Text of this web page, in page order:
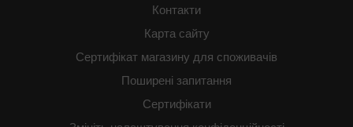
Контакти
Карта сайту
Сертифікат магазину для споживачів
Поширені запитання
Сертифікати